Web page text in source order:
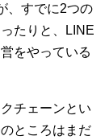
、すでに2つの
たりと、LINE
をやっている
チェーンとい
ところはまだ